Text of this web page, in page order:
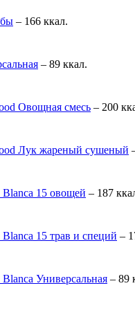
– 166 ккал.
– 89 ккал.
Овощная смесь – 200
Лук жареный сушеный
15 овощей – 187
15 трав и специй –
Универсальная – 89